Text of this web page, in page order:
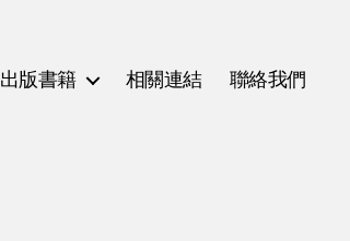
出版書籍 相關連結 聯絡我們